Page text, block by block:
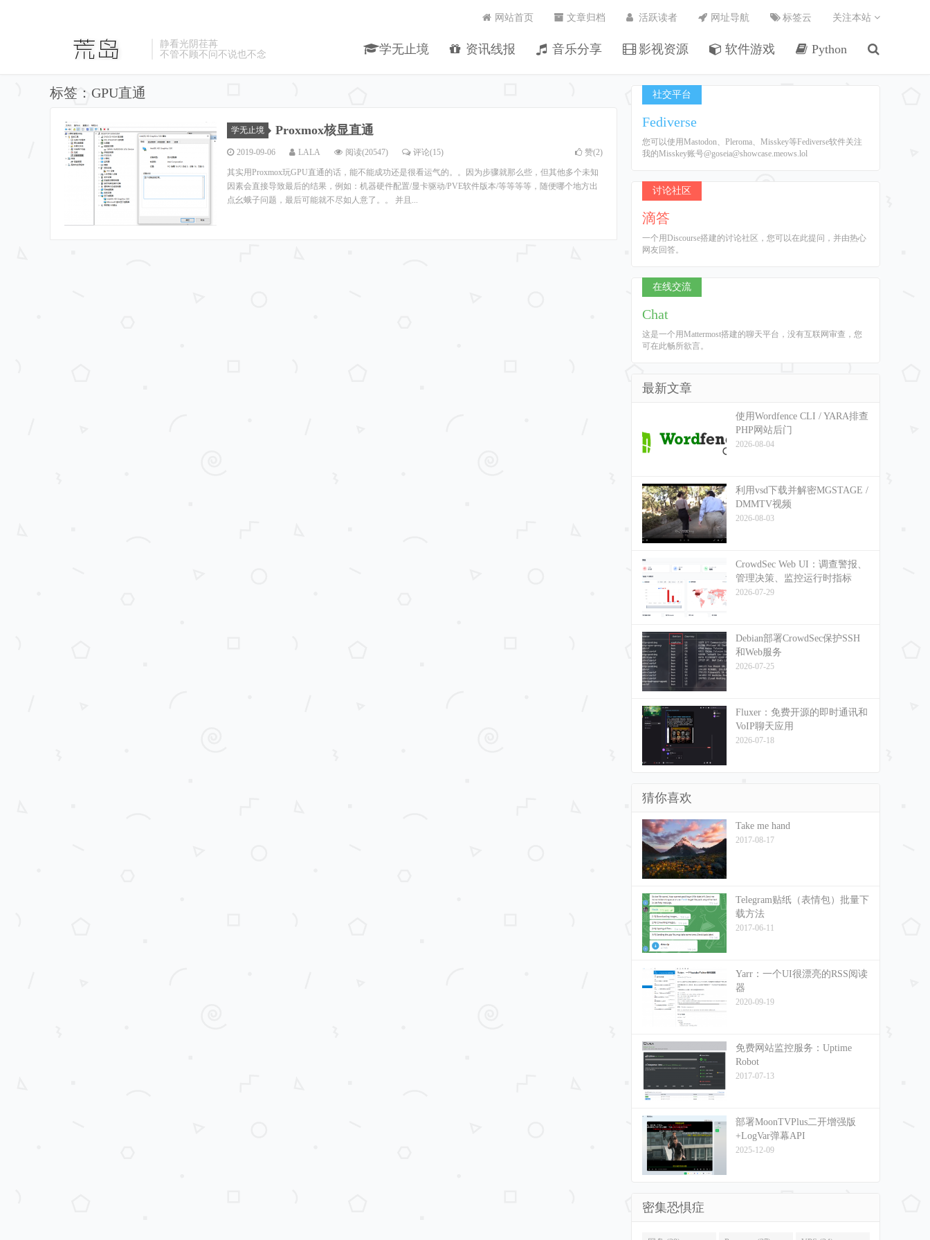
静看光阴荏苒
不管不顾不问不说也不念
学无止境 资讯线报 音乐分享 影视资源 软件游戏 Python
网站首页 文章归档 活跃读者 网址导航 标签云 关注本站
标签：GPU直通
学无止境 Proxmox核显直通
2019-09-06 LALA 阅读(20547) 评论(15) 赞(2)
其实用Proxmox玩GPU直通的话，能不能成功还是很看运气的。。因为步骤就那么些，但其他多个未知
因素会直接导致最后的结果，例如：机器硬件配置/显卡驱动/PVE软件版本/等等等等，随便哪个地方出
点幺蛾子问题，最后可能就不尽如人意了。。 并且...
社交平台
Fediverse
您可以使用Mastodon、Pleroma、Misskey等Fediverse软件关注
我的Misskey账号@goseia@showcase.meows.lol
讨论社区
滴答
一个用Discourse搭建的讨论社区，您可以在此提问，并由热心
网友回答。
在线交流
Chat
这是一个用Mattermost搭建的聊天平台，没有互联网审查，您
可在此畅所欲言。
最新文章
使用Wordfence CLI / YARA排查
PHP网站后门
2026-08-04
利用vsd下载并解密MGSTAGE /
DMMTV视频
2026-08-03
CrowdSec Web UI：调查警报、
管理决策、监控运行时指标
2026-07-29
Debian部署CrowdSec保护SSH
和Web服务
2026-07-25
Fluxer：免费开源的即时通讯和
VoIP聊天应用
2026-07-18
猜你喜欢
Take me hand
2017-08-17
Telegram贴纸（表情包）批量下
载方法
2017-06-11
Yarr：一个UI很漂亮的RSS阅读
器
2020-09-19
免费网站监控服务：Uptime
Robot
2017-07-13
部署MoonTVPlus二开增强版
+LogVar弹幕API
2025-12-09
密集恐惧症